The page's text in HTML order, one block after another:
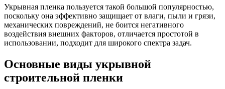
Укрывная пленка пользуется такой большой популярностью,
поскольку она эффективно защищает от влаги, пыли и грязи,
механических повреждений, не боится негативного
воздействия внешних факторов, отличается простотой в
использовании, подходит для широкого спектра задач.
Основные виды укрывной
строительной пленки